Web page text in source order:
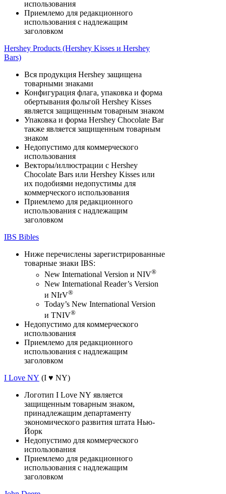
использования
Приемлемо для редакционного
использования с надлежащим
заголовком
Hershey Products (Hershey Kisses и Hershey
Bars)
Вся продукция Hershey защищена
товарными знаками
Конфигурация флага, упаковка и форма
обертывания фольгой Hershey Kisses
является защищенным товарным знаком
Упаковка и форма Hershey Chocolate Bar
также является защищенным товарным
знаком
Недопустимо для коммерческого
использования
Векторы/иллюстрации с Hershey
Chocolate Bars или Hershey Kisses или
их подобиями недопустимы для
коммерческого использования
Приемлемо для редакционного
использования с надлежащим
заголовком
IBS Bibles
Ниже перечислены зарегистрированные
товарные знаки IBS:
New International Version и NIV®
New International Reader’s Version
и NIrV®
Today’s New International Version
и TNIV®
Недопустимо для коммерческого
использования
Приемлемо для редакционного
использования с надлежащим
заголовком
I Love NY (I ♥ NY)
Логотип I Love NY является
защищенным товарным знаком,
принадлежащим департаменту
экономического развития штата Нью-
Йорк
Недопустимо для коммерческого
использования
Приемлемо для редакционного
использования с надлежащим
заголовком